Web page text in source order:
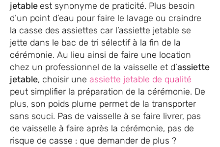
jetable est synonyme de praticité. Plus besoin
d’un point d’eau pour faire le lavage ou craindre
la casse des assiettes car l’assiette jetable se
jette dans le bac de tri sélectif à la fin de la
cérémonie. Au lieu ainsi de faire une location
chez un professionnel de la vaisselle et d’assiette
jetable, choisir une assiette jetable de qualité
peut simplifier la préparation de la cérémonie. De
plus, son poids plume permet de la transporter
sans souci. Pas de vaisselle à se faire livrer, pas
de vaisselle à faire après la cérémonie, pas de
risque de casse : que demander de plus ?